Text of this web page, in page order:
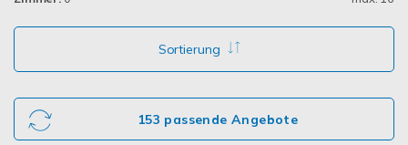
Sortierung
153 passende Angebote